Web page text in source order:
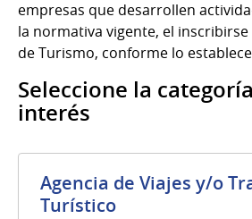
empresas que desarrollen
la normativa vigente, el
de Turismo, conforme lo
Seleccione la
interés
Agencia de Viajes y/o
Turístico